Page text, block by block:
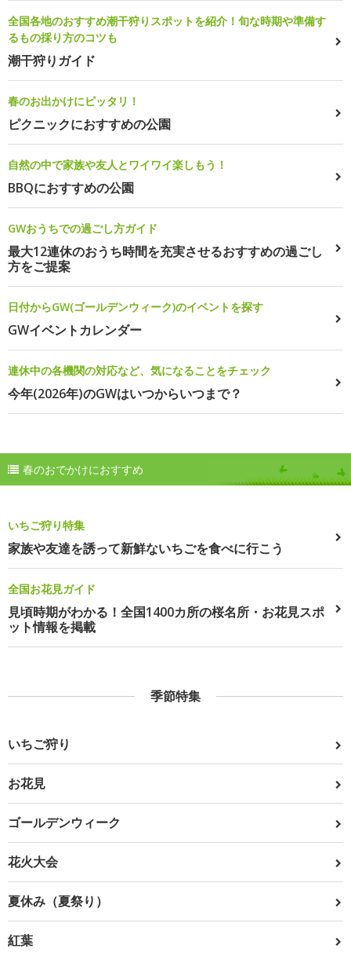
全国各地のおすすめ潮干狩りスポットを紹介！旬な時期や準備す
るもの採り方のコツも
潮干狩りガイド
春のお出かけにピッタリ！
ピクニックにおすすめの公園
自然の中で家族や友人とワイワイ楽しもう！
BBQにおすすめの公園
GWおうちでの過ごし方ガイド
最大12連休のおうち時間を充実させるおすすめの過ごし
方をご提案
日付からGW(ゴールデンウィーク)のイベントを探す
GWイベントカレンダー
連休中の各機関の対応など、気になることをチェック
今年(2026年)のGWはいつからいつまで？
春のおでかけにおすすめ
いちご狩り特集
家族や友達を誘って新鮮ないちごを食べに行こう
全国お花見ガイド
見頃時期がわかる！全国1400カ所の桜名所・お花見スポ
ット情報を掲載
季節特集
いちご狩り
お花見
ゴールデンウィーク
花火大会
夏休み（夏祭り）
紅葉